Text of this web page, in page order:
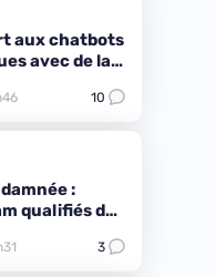
aux chatbots
avec de la
10
:
qualifiés de
3